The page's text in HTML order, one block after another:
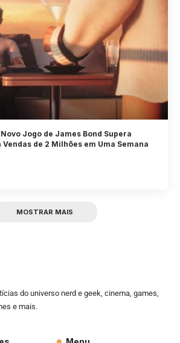
Jogo de James Bond Supera
de 2 Milhões em Uma Semana
MOSTRAR MAIS
do universo nerd e geek, cinema, games,
e mais.